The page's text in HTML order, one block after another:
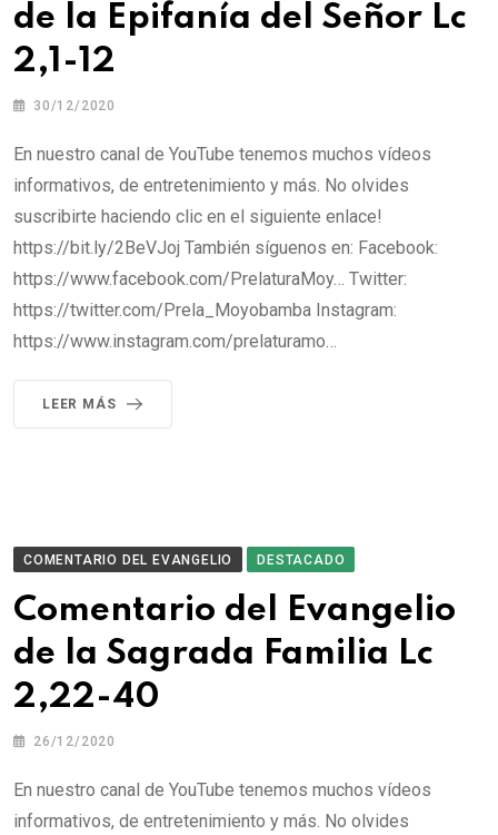
de la Epifanía del Señor Lc
2,1-12
30/12/2020
En nuestro canal de YouTube tenemos muchos vídeos
informativos, de entretenimiento y más. No olvides
suscribirte haciendo clic en el siguiente enlace!
https://bit.ly/2BeVJoj También síguenos en: Facebook:
https://www.facebook.com/PrelaturaMoy… Twitter:
https://twitter.com/Prela_Moyobamba Instagram:
https://www.instagram.com/prelaturamo…
LEER MÁS
COMENTARIO DEL EVANGELIO DESTACADO
Comentario del Evangelio
de la Sagrada Familia Lc
2,22-40
26/12/2020
En nuestro canal de YouTube tenemos muchos vídeos
informativos, de entretenimiento y más. No olvides